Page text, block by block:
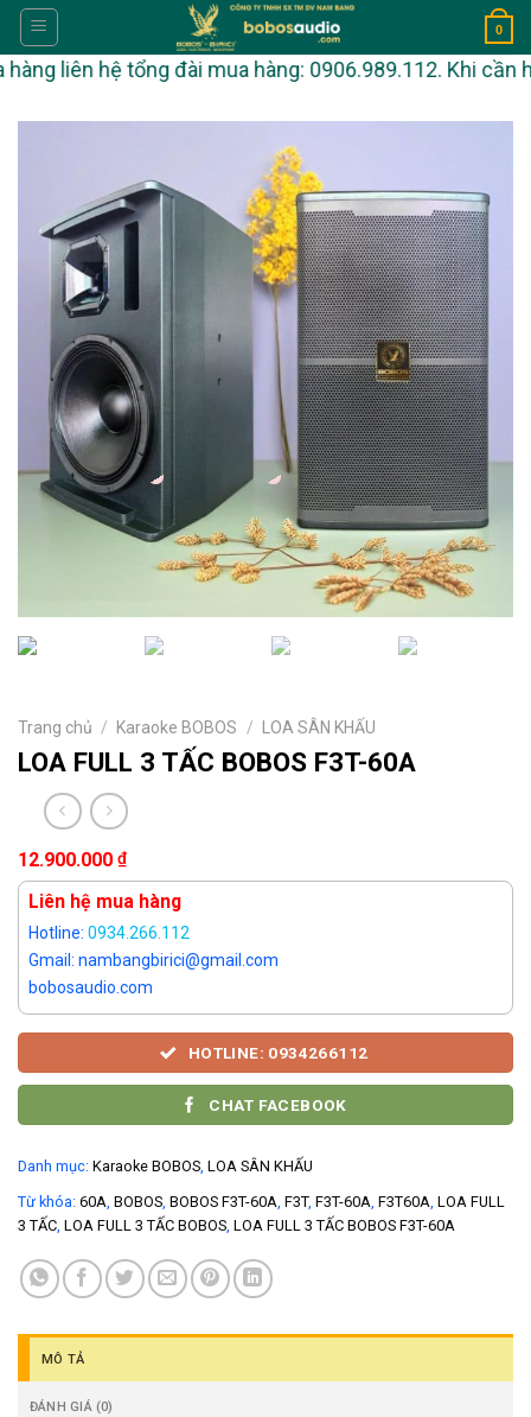
Skip
content
0
liên hệ tổng đài mua hàng: 0906.989.112. Khi cần
Trang chủ / Karaoke BOBOS / LOA SÂN KHẤU
LOA FULL 3 TẤC BOBOS F3T-60A
12.900.000 ₫
Liên hệ mua hàng
Hotline: 0934.266.112
Gmail: nambangbirici@gmail.com
bobosaudio.com
HOTLINE: 0934266112
CHAT FACEBOOK
Danh mục: Karaoke BOBOS, LOA SÂN KHẤU
Từ khóa: 60A, BOBOS, BOBOS F3T-60A, F3T, F3T-60A, F3T60A, LOA FULL
3 TẤC, LOA FULL 3 TẤC BOBOS, LOA FULL 3 TẤC BOBOS F3T-60A
MÔ TẢ
ĐÁNH GIÁ (0)